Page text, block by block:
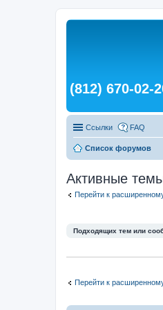
(812) 670-02-
Ссылки FAQ
Список форумов
Активные
Перейти к
Подходящих тем или
Перейти к